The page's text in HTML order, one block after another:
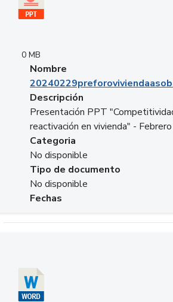
0 MB
Nombre
Descripción
Presentación PPT
reactivación en vivienda" -
Categoria
No disponible
Tipo de documento
No disponible
Fechas